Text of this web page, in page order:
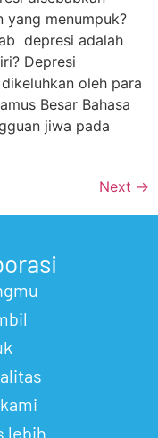
yang menumpuk?
depresi adalah
Depresi
oleh para
Besar Bahasa
jiwa pada
Next →
lebih